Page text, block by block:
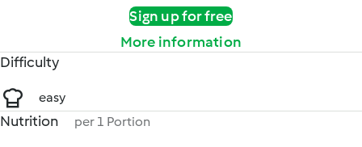
Sign up for free
More information
Difficulty
easy
Nutrition per 1 Portion